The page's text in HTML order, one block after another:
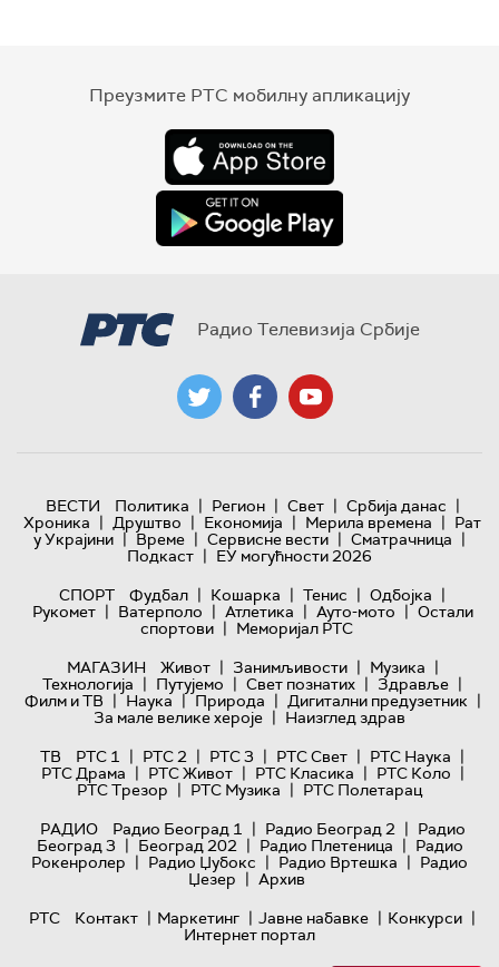
Преузмите РТС мобилну апликацију
Радио Телевизија Србије
ВЕСТИ Политика | Регион | Свет | Србија данас |
Хроника | Друштво | Економија | Мерила времена | Рат
у Украјини | Време | Сервисне вести | Сматрачница |
Подкаст | ЕУ могућности 2026
СПОРТ
Фудбал | Кошарка | Тенис | Одбојка |
Рукомет | Ватерполо | Атлетика | Ауто-мото | Остали
спортови | Меморијал РТС
МАГАЗИН
Живот | Занимљивости | Музика |
Технологијa | Путујемо | Свет познатих | Здравље |
Филм и ТВ | Наука | Природа | Дигитални предузетник |
За мале велике хероје | Наизглед здрав
ТВ
РТС 1 | РТС 2 | РТС 3 | РТС Свет | РТС Наука |
РТС Драма | РТС Живот | РТС Класика | РТС Коло |
РТС Трезор | РТС Музика | РТС Полетарац
РАДИО
Радио Београд 1 | Радио Београд 2 | Радио
Београд 3 | Београд 202 | Радио Плетеница | Радио
Рокенролер | Радио Џубокс | Радио Вртешка | Радио
Џезер | Архив
РТС
Контакт | Маркетинг | Јавне набавке | Конкурси |
Интернет портал